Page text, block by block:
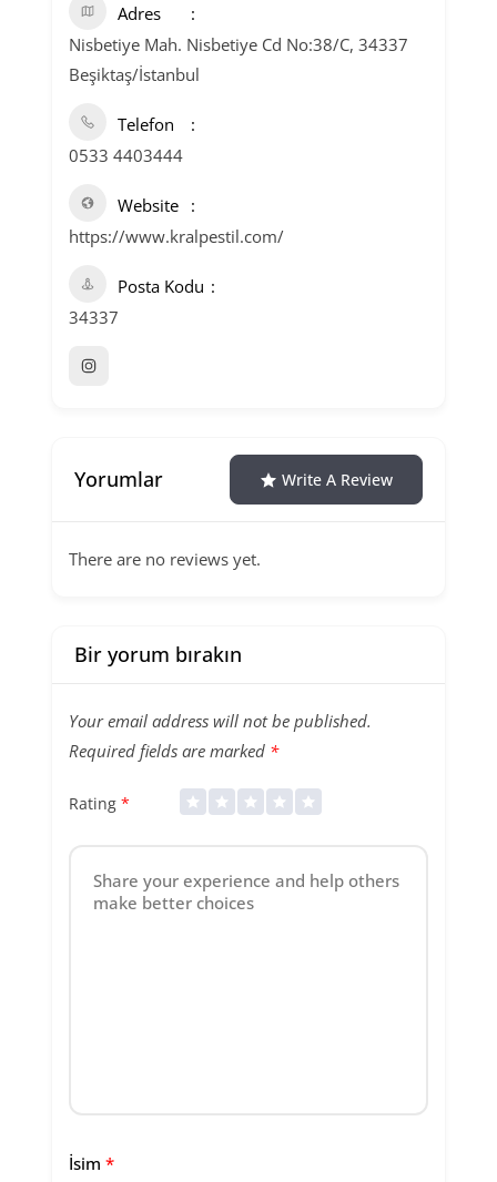
Adres
Nisbetiye Mah. Nisbetiye Cd No:38/C, 34337
Beşiktaş/İstanbul
Telefon
0533 4403444
Website
https://www.kralpestil.com/
Posta Kodu
34337
Yorumlar Write A Review
There are no reviews yet.
Bir yorum bırakın
Your email address will not be published.
Required fields are marked *
Rating *
İsim *